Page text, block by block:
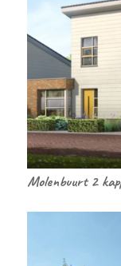
Molenbuurt 2